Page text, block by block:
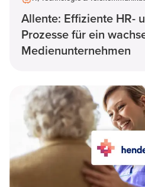
Allente: Effiziente HR-
Prozesse für ein
Medienunternehmen